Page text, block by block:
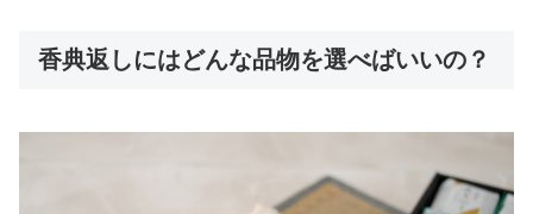
香典返しにはどんな品物を選べばいいの？